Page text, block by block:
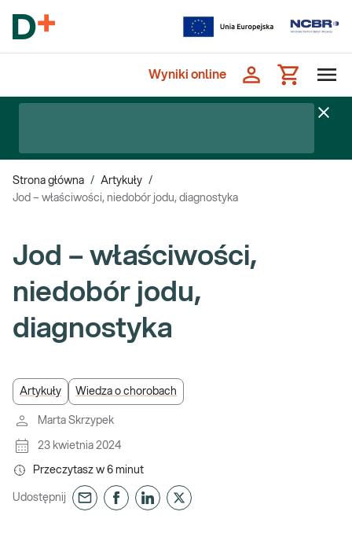
Wyniki online
Strona główna / Artykuły /
Jod – właściwości, niedobór jodu, diagnostyka
Jod – właściwości,
niedobór jodu,
diagnostyka
Artykuły Wiedza o chorobach
Marta Skrzypek
23 kwietnia 2024
Przeczytasz w 6 minut
Udostępnij